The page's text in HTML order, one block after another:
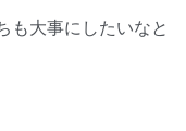
も大事にしたいなと